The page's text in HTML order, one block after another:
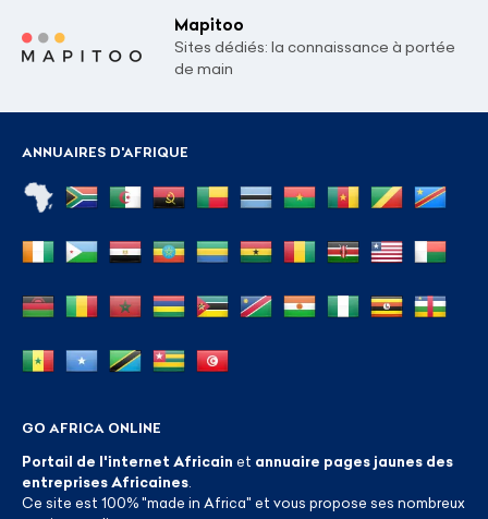
Mapitoo
Sites dédiés: la connaissance à portée
de main
ANNUAIRES D'AFRIQUE
GO AFRICA ONLINE
Portail de l'internet Africain et annuaire pages jaunes des
entreprises Africaines
Ce site est 100% "made in Africa" et vous propose ses nombreux